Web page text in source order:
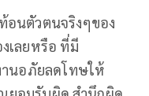
นตัวตนจริงๆของ
เลยหรือ ที่มี
านอภัยลดโทษให้